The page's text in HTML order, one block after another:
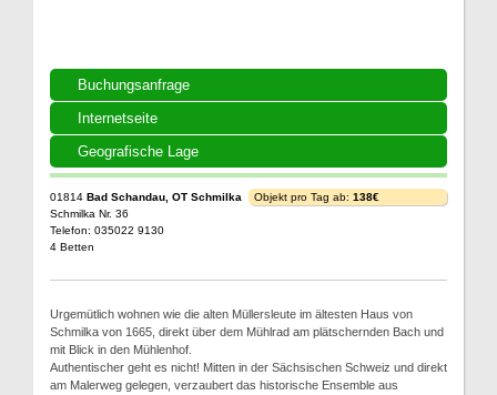
Buchungsanfrage
Internetseite
Geografische Lage
01814 Bad Schandau, OT Schmilka
Schmilka Nr. 36
Telefon: 035022 9130
4 Betten
Objekt pro Tag ab: 138€
Urgemütlich wohnen wie die alten Müllersleute im ältesten Haus von
Schmilka von 1665, direkt über dem Mühlrad am plätschernden Bach und
mit Blick in den Mühlenhof.
Authentischer geht es nicht! Mitten in der Sächsischen Schweiz und direkt
am Malerweg gelegen, verzaubert das historische Ensemble aus